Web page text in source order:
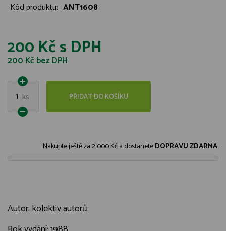
Kód produktu: ANT1608
200 Kčs DPH
200 Kčbez DPH
1 ks PŘIDAT DO KOŠÍKU
Nakupte ještě za2 000 Kča dostaneteDOPRAVU ZDARMA.
Autor: kolektiv autorů